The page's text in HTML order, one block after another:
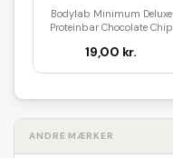
Bodylab Minimum Deluxe
Proteinbar Chocolate Chip
19,00 kr.
ANDRE MÆRKER